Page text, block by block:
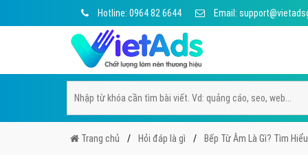
Hotline: 0964 82 6644 Email:
Trang chủ Hỏi đáp là gì Bếp Từ Âm Là Gì? Tìm